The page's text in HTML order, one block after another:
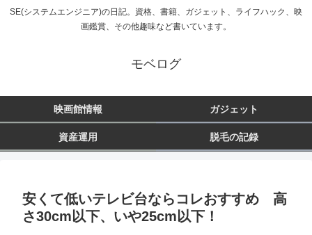
SE(システムエンジニア)の日記。資格、書籍、ガジェット、ライフハック、映
画鑑賞、その他趣味など書いています。
モベログ
映画館情報 ガジェット
資産運用 脱毛の記録
安くて低いテレビ台ならコレおすすめ 高
さ30cm以下、いや25cm以下！